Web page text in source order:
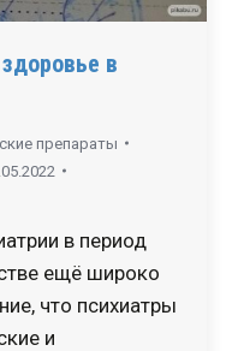
в
препараты
в период
ещё широко
что психиатры
и